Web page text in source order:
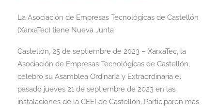
La Asociación de Empresas Tecnológicas de Castellón
(XarxaTec) tiene Nueva Junta
Castellón, 25 de septiembre de 2023 – XarxaTec, la
Asociación de Empresas Tecnológicas de Castellón,
celebró su Asamblea Ordinaria y Extraordinaria el
pasado jueves 21 de septiembre de 2023 en las
instalaciones de la CEEI de Castellón. Participaron más